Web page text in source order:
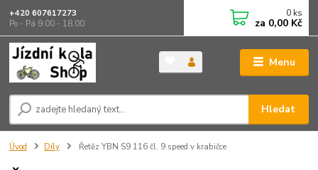
Menu
Hledat
+420 607617273
Po - Pá 9.00 - 18.00
0 ks
za 0,00 Kč
Úvod Díly Řetěz YBN S9 116 čl. 9 speed v krabičce